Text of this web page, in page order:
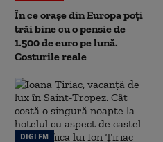
În ce orașe din Europa poți
trăi bine cu o pensie de
1.500 de euro pe lună.
Costurile reale
DIGI FM